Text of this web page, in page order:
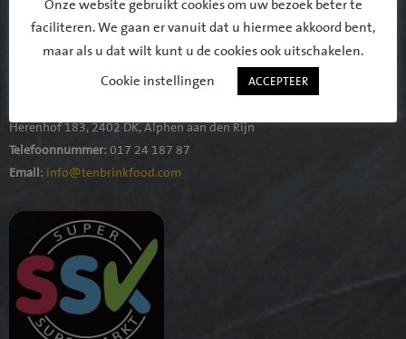
Herenhof 183, 2402 DK, Alphen aan den Rijn
Telefoonnummer: 017 24 187 87
Email: info@tenbrinkfood.com
Onze website gebruikt cookies om uw bezoek beter te
faciliteren. We gaan er vanuit dat u hiermee akkoord bent,
maar als u dat wilt kunt u de cookies ook uitschakelen.
Cookie instellingen
ACCEPTEER